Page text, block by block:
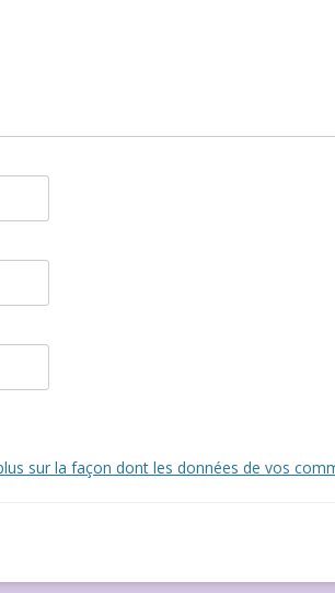
sur la façon dont les données de vos